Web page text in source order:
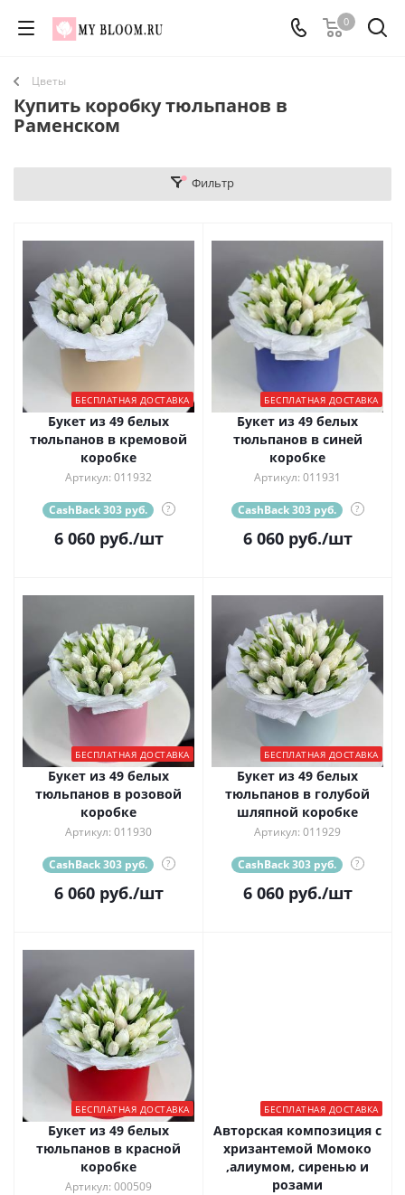
0
Цветы
Купить коробку тюльпанов в
Раменском
Фильтр
БЕСПЛАТНАЯ ДОСТАВКА
Букет из 49 белых
тюльпанов в кремовой
коробке
Артикул: 011932
CashBack 303 руб. ?
6 060руб./шт
БЕСПЛАТНАЯ ДОСТАВКА
Букет из 49 белых
тюльпанов в синей
коробке
Артикул: 011931
CashBack 303 руб. ?
6 060руб./шт
БЕСПЛАТНАЯ ДОСТАВКА
Букет из 49 белых
тюльпанов в розовой
коробке
Артикул: 011930
CashBack 303 руб. ?
6 060руб./шт
БЕСПЛАТНАЯ ДОСТАВКА
Букет из 49 белых
тюльпанов в голубой
шляпной коробке
Артикул: 011929
CashBack 303 руб. ?
6 060руб./шт
БЕСПЛАТНАЯ ДОСТАВКА
Букет из 49 белых
тюльпанов в красной
коробке
Артикул: 000509
БЕСПЛАТНАЯ ДОСТАВКА
Авторская композиция с
хризантемой Момоко
,алиумом, сиренью и
розами